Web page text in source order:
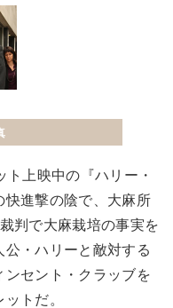
上映中の『ハリー・
快進撃の陰で、大麻所
判で大麻栽培の事実を
・ハリーと敵対する
ンセント・クラッブを
トだ。